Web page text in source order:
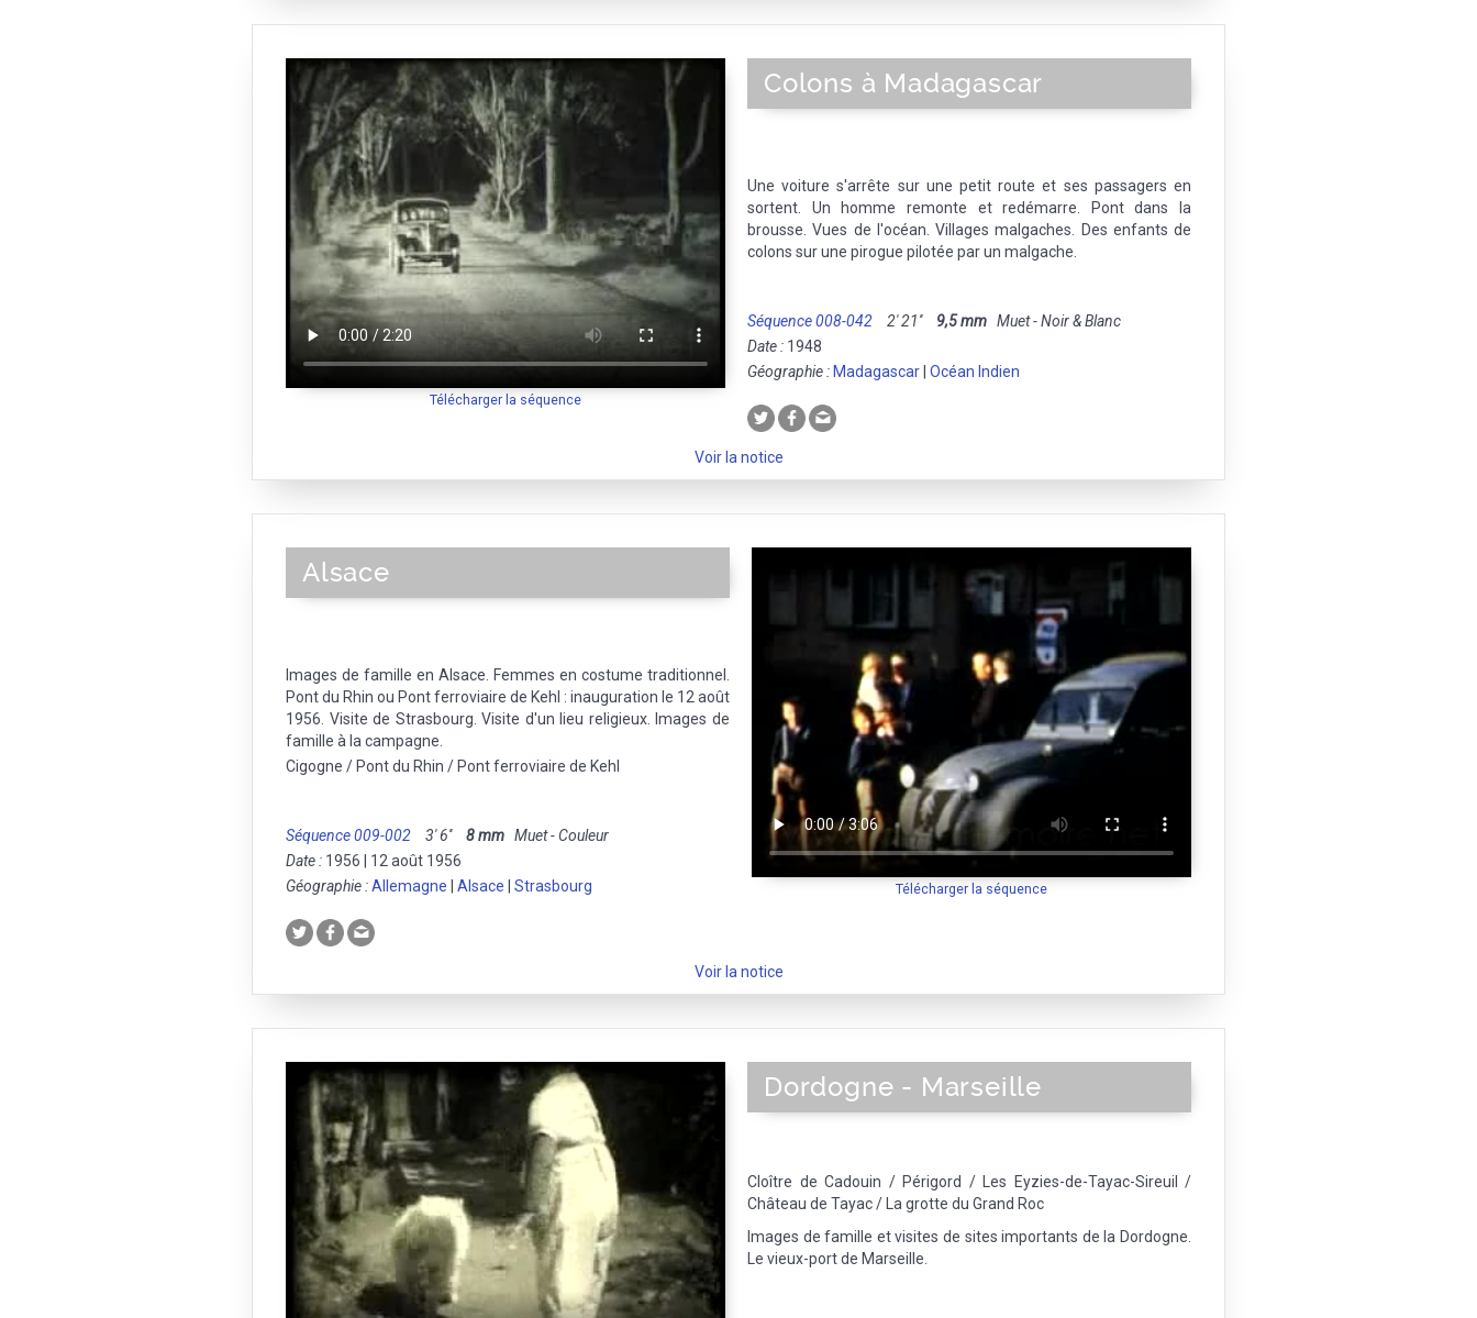
Télécharger la séquence
Colons à Madagascar
Une voiture s'arrête sur une petit route et ses passagers en
sortent. Un homme remonte et redémarre. Pont dans la
brousse. Vues de l'océan. Villages malgaches. Des enfants de
colons sur une pirogue pilotée par un malgache.
Séquence 008-042 2' 21'' 9,5 mm Muet - Noir & Blanc
Date : 1948
Géographie : Madagascar Océan Indien
Voir la notice
Télécharger la séquence
Alsace
Images de famille en Alsace. Femmes en costume traditionnel.
Pont du Rhin ou Pont ferroviaire de Kehl : inauguration le 12 août
1956. Visite de Strasbourg. Visite d'un lieu religieux. Images de
famille à la campagne.
Cigogne / Pont du Rhin / Pont ferroviaire de Kehl
Séquence 009-002 3' 6'' 8 mm Muet - Couleur
Date : 1956 | 12 août 1956
Géographie :Allemagne Alsace Strasbourg
Voir la notice
Dordogne - Marseille
Cloître de Cadouin / Périgord / Les Eyzies-de-Tayac-Sireuil /
Château de Tayac / La grotte du Grand Roc
Images de famille et visites de sites importants de la Dordogne.
Le vieux-port de Marseille.